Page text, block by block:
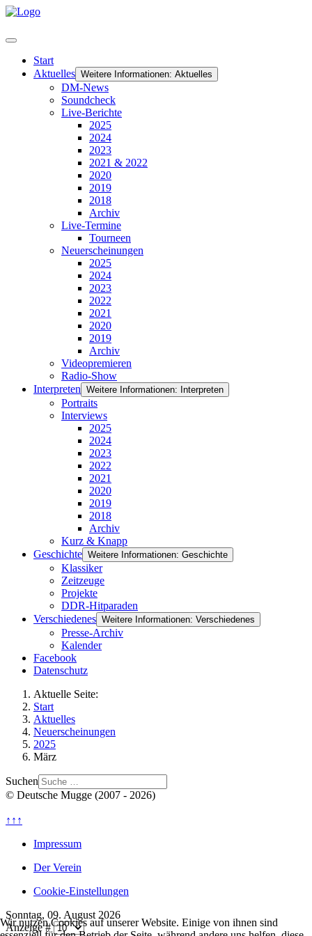
Start
Aktuelles Weitere Informationen: Aktuelles
DM-News
Soundcheck
Live-Berichte
2025
2024
2023
2021 & 2022
2020
2019
2018
Archiv
Live-Termine
Tourneen
Neuerscheinungen
2025
2024
2023
2022
2021
2020
2019
Archiv
Videopremieren
Radio-Show
Interpreten Weitere Informationen: Interpreten
Portraits
Interviews
2025
2024
2023
2022
2021
2020
2019
2018
Archiv
Kurz & Knapp
Geschichte Weitere Informationen: Geschichte
Klassiker
Zeitzeuge
Projekte
DDR-Hitparaden
Verschiedenes Weitere Informationen: Verschiedenes
Presse-Archiv
Kalender
Facebook
Datenschutz
Aktuelle Seite:
Start
Aktuelles
Neuerscheinungen
2025
März
Suchen
© Deutsche Mugge (2007 - 2026)
↑↑↑
Impressum
Der Verein
Cookie-Einstellungen
Sonntag, 09. August 2026
Anzeige #
Wir nutzen Cookies auf unserer Website. Einige von ihnen sind